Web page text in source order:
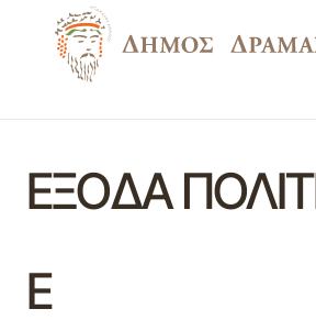
ΕΞΟΔΑ
Ε